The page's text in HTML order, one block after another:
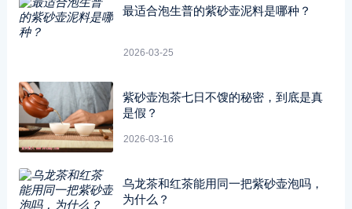
最适合泡生普的紫砂壶泥料是哪种？
2026-03-25
紫砂壶泡茶七日不馊的秘密，到底是真
是假？
2026-03-16
乌龙茶和红茶能用同一把紫砂壶泡吗，
为什么？